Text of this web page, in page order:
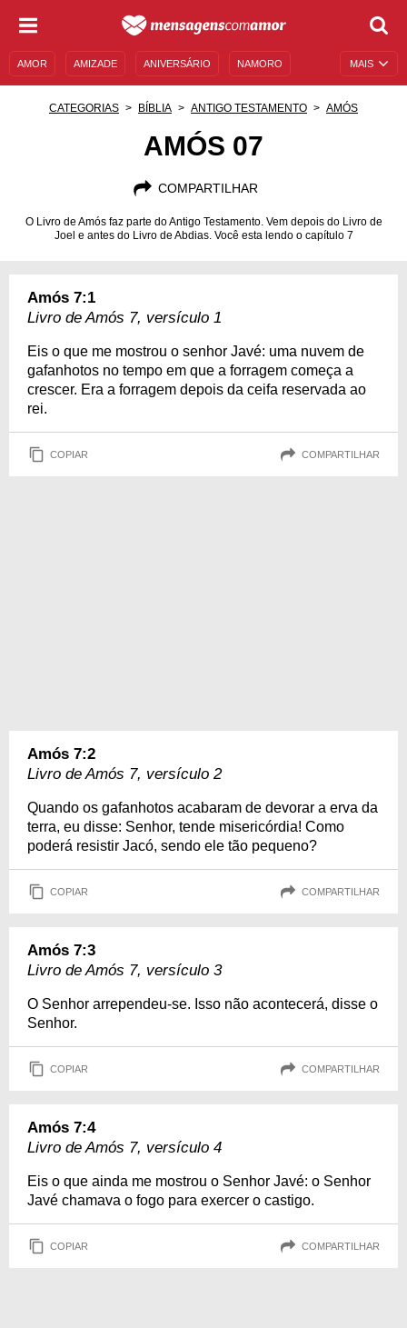
MAIS
AMOR AMIZADE ANIVERSÁRIO NAMORO
AUTOAJUDA
CATEGORIAS BÍBLIA ANTIGO TESTAMENTO AMÓS
AMÓS 07
COMPARTILHAR
O Livro de Amós faz parte do Antigo Testamento. Vem depois do Livro de
Joel e antes do Livro de Abdias. Você esta lendo o capítulo 7
Amós 7:1
Livro de Amós 7, versículo 1
Eis o que me mostrou o senhor Javé: uma nuvem de
gafanhotos no tempo em que a forragem começa a
crescer. Era a forragem depois da ceifa reservada ao
rei.
COPIAR COMPARTILHAR
Amós 7:2
Livro de Amós 7, versículo 2
Quando os gafanhotos acabaram de devorar a erva da
terra, eu disse: Senhor, tende misericórdia! Como
poderá resistir Jacó, sendo ele tão pequeno?
COPIAR COMPARTILHAR
Amós 7:3
Livro de Amós 7, versículo 3
O Senhor arrependeu-se. Isso não acontecerá, disse o
Senhor.
COPIAR COMPARTILHAR
Amós 7:4
Livro de Amós 7, versículo 4
Eis o que ainda me mostrou o Senhor Javé: o Senhor
Javé chamava o fogo para exercer o castigo.
COPIAR COMPARTILHAR